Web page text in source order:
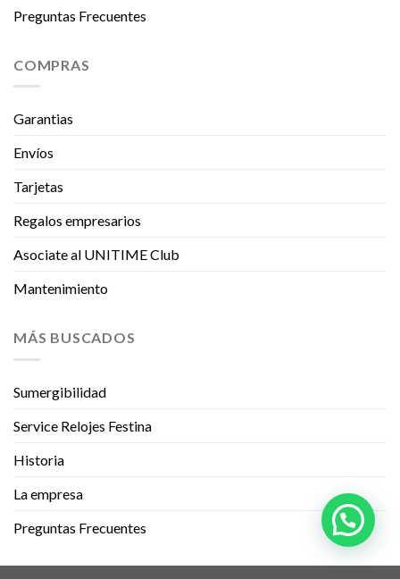
Preguntas Frecuentes
COMPRAS
Garantias
Envíos
Tarjetas
Regalos empresarios
Asociate al UNITIME Club
Mantenimiento
MÁS BUSCADOS
Sumergibilidad
Service Relojes Festina
Historia
La empresa
Preguntas Frecuentes